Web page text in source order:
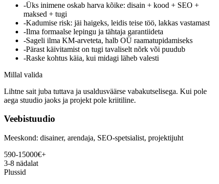
-Üks inimene oskab harva kõike: disain + kood + SEO +
maksed + tugi
-Kadumise risk: jäi haigeks, leidis teise töö, lakkas vastamast
-Ilma formaalse lepingu ja tähtaja garantiideta
-Sageli ilma KM-arveteta, halb OÜ raamatupidamiseks
-Pärast käivitamist on tugi tavaliselt nõrk või puudub
-Raske kohtus käia, kui midagi läheb valesti
Millal valida
Lihtne sait juba tuttava ja usaldusväärse vabakutselisega. Kui pole
aega stuudio jaoks ja projekt pole kriitiline.
Veebistuudio
Meeskond: disainer, arendaja, SEO-spetsialist, projektijuht
590-15000€+
3-8 nädalat
Plussid